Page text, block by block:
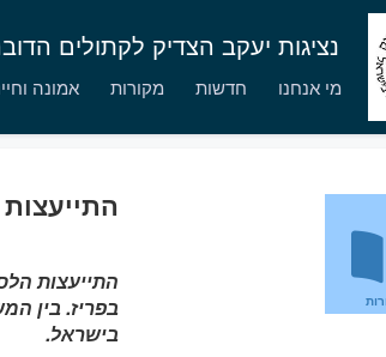
נציגות יעקב הצדיק לקתולים
מי אנחנו חדשות מקורות אמונה
התייעצות
בפריז. בין
בישראל.